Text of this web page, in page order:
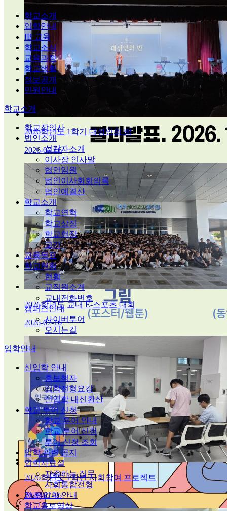
학교소개
입학안내
IB 교육
학교소식
교육과정
학교생활
정보공개
민원안내
학교소개
학교장인사
법인소개
설립자소개
이사장 인사말
법인임원
법인이사회회의록
법인예결산
학교소개
학교연혁
학교상징
학교헌장
교가
교육목표
학교현황
현황
교직원소개
교내전화번호
캠퍼스안내
사이버투어
오시는길
입학안내
신입학 안내
홍보책자
입학전형요강
신입학 내신환산
학교 투어 신청
학교 투어 안내
학교 투어 신청
투어 신청 조회
입학 관련 공지
입학자료실
자주하는 질문
사회통합전형
전·편입학 안내
학교홍보영상
2026학년도 1학기 대성인의 밤
2026-07-16
2026학년도 교내 E-스포츠 대회
2026-07-16
2026학년도 1학년 사회참여 프로젝트
2026-07-16